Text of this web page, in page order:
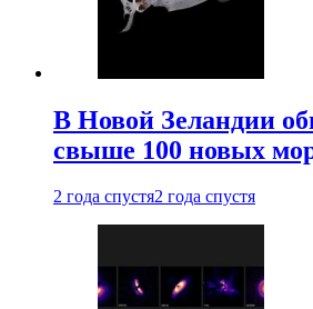
В Новой Зеландии
свыше 100 новых
2 года спустя2 года спустя